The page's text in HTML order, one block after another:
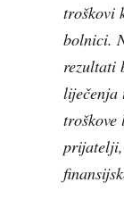
troškovi
bolnici.
rezultati
liječenja